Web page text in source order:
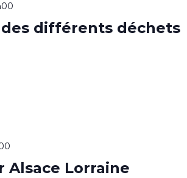
différents déchets
Alsace Lorraine